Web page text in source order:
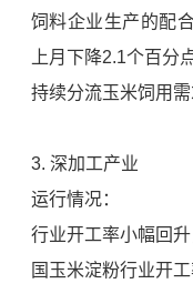
饲料企业生产的配
上月下降2.1个百分
持续分流玉米饲用需
3. 深加工产业
运行情况：
行业开工率小幅回
国玉米淀粉行业开